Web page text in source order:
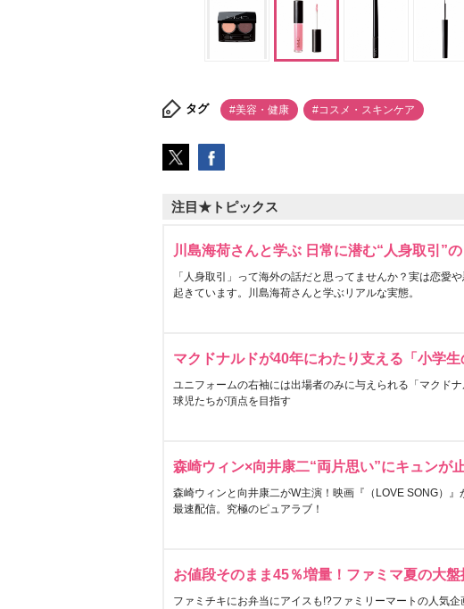
タグ #美容・健康 #コスメ・スキンケア
注目★トピックス
川島海荷さんと学ぶ 日常に潜む“人身取引”
「人身取引」って海外の話だと思ってませんか？実は恋愛
起きています。川島海荷さんと学ぶリアルな実態。
マクドナルドが40年にわたり支える「小学生
ユニフォームの右袖には出場者のみに与えられる「マクド
球児たちが頂点を目指す
森崎ウィン×向井康二“両片思い”にキュンが
森崎ウィンと向井康二がW主演！映画『（LOVE SONG）
最速配信。究極のピュアラブ！
お値段そのまま45％増量！ファミマ夏の大
ファミチキにお弁当にアイスも!?ファミリーマートの人気企